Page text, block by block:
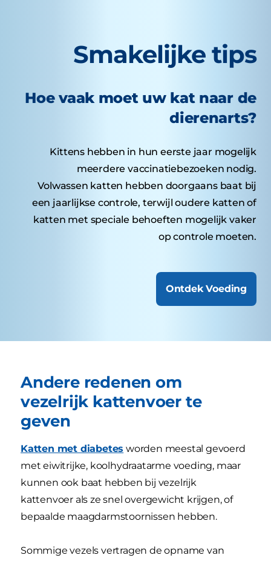
Smakelijke tips
Hoe vaak moet uw kat naar de
dierenarts?
Kittens hebben in hun eerste jaar mogelijk
meerdere vaccinatiebezoeken nodig.
Volwassen katten hebben doorgaans baat bij
een jaarlijkse controle, terwijl oudere katten of
katten met speciale behoeften mogelijk vaker
op controle moeten.
Ontdek Voeding
Andere redenen om
vezelrijk kattenvoer te
geven
Katten met diabetes worden meestal gevoerd
met eiwitrijke, koolhydraatarme voeding, maar
kunnen ook baat hebben bij vezelrijk
kattenvoer als ze snel overgewicht krijgen, of
bepaalde maagdarmstoornissen hebben.
Sommige vezels vertragen de opname van